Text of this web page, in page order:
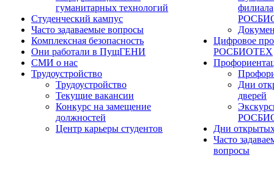
гуманитарных технологий
Студенческий кампус
Часто задаваемые вопросы
Комплексная безопасность
Они работали в ПущГЕНИ
СМИ о нас
Трудоустройство
Трудоустройство
Текущие вакансии
Конкурс на замещение
должностей
Центр карьеры студентов
филиала
Цифровое
РОСБИОТЕХ
Дни
дверей
Дни
Часто
вопросы